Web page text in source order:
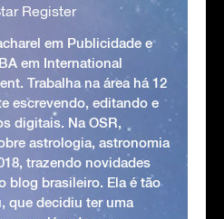
Register
em Publicidade e
em International
Trabalha na área há 12
escrevendo, editando e
digitais. Na OSR,
astrologia, astronomia
trazendo novidades
blog brasileiro. Ela é tão
que decidiu ter uma